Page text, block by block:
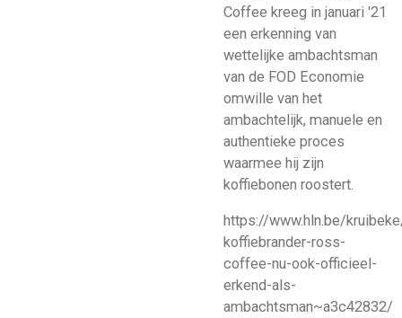
Coffee kreeg in januari '21
een erkenning van
wettelijke ambachtsman
van de FOD Economie
omwille van het
ambachtelijk, manuele en
authentieke proces
waarmee hij zijn
koffiebonen roostert.
https://www.hln.be/
koffiebrander-ross-
coffee-nu-ook-officieel-
erkend-als-
ambachtsman~a3c42832/